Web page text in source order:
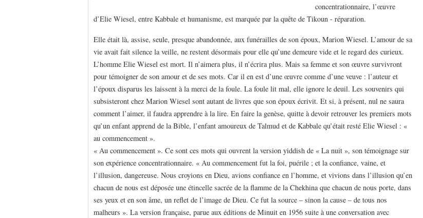
concentrationnaire, l’œuvre
d’Elie Wiesel, entre Kabbale et humanisme, est marquée par la quête de Tikoun - réparation.
Elle était là, assise, seule, presque abandonnée, aux funérailles de son époux, Marion Wiesel. L’amour de sa
vie avait fait silence la veille, ne restent désormais pour elle qu’une demeure vide et le regard des curieux.
L’homme Elie Wiesel est mort. Il n’aimera plus, il n’écrira plus. Mais sa femme et son œuvre survivront
pour témoigner de son amour et de ses mots. Car il en est d’une œuvre comme d’une veuve : l’auteur et
l’époux disparus les laissent à la merci de la foule. La foule lit mal, elle ignore le deuil. Les souvenirs qui
subsisteront chez Marion Wiesel sont autant de livres que son époux écrivit. Et si, à présent, nul ne saura
comment l’aimer, il faudra apprendre à la lire. En faire la genèse, quitte à devoir retrouver les premiers mots
qu’un enfant apprend de la Bible, l’enfant amoureux de Talmud et de Kabbale qu’était resté Elie Wiesel : «
au commencement ».
« Au commencement ». Ce sont ces mots qui ouvrent la version yiddish de « La nuit », son témoignage sur
son expérience concentrationnaire. « Au commencement fut la foi, puérile ; et la confiance, vaine, et
l’illusion, dangereuse. Nous croyions en Dieu, avions confiance en l’homme, et vivions dans l’illusion qu’en
chacun de nous est déposée une étincelle sacrée de la flamme de la Chekhina que chacun de nous porte, dans
ses yeux et en son âme, un reflet de l’image de Dieu. Ce fut la source – sinon la cause – de tous nos
malheurs ». La version française, parue aux éditions de Minuit en 1956 suite à une conversation avec